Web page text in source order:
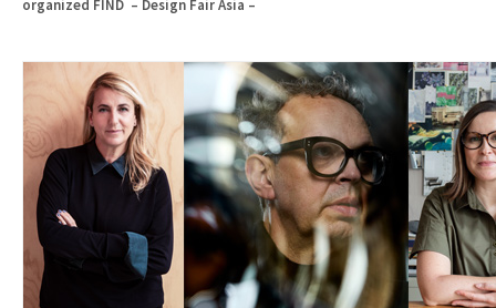
organized FIND – Design Fair Asia –